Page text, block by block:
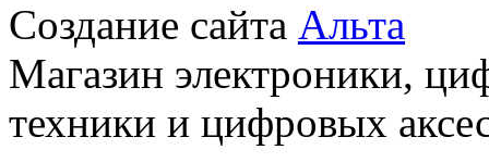
Создание сайта Альта
Магазин электроники,
техники и цифровых